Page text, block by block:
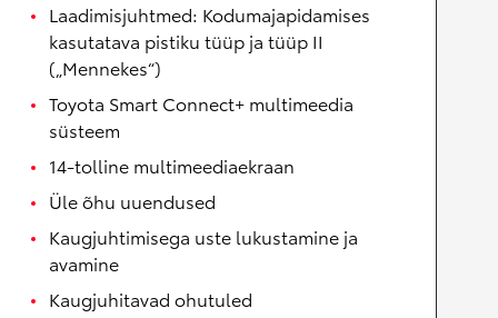
Laadimisjuhtmed: Kodumajapidamises
kasutatava pistiku tüüp ja tüüp II
(„Mennekes“)
Toyota Smart Connect+ multimeedia
süsteem
14-tolline multimeediaekraan
Üle õhu uuendused
Kaugjuhtimisega uste lukustamine ja
avamine
Kaugjuhitavad ohutuled